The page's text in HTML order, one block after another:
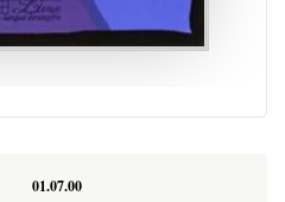
01.07.00